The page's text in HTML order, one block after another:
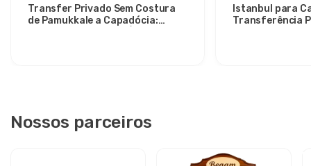
Transfer Privado Sem Costura
de Pamukkale a Capadócia:
Istanbul para
Transferência
Nossos parceiros